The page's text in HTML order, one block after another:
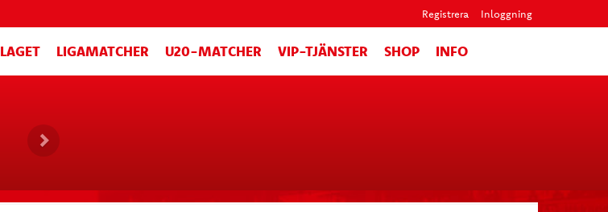
Registrera Inloggning
LAGET LIGAMATCHER U20-MATCHER VIP-TJÄNSTER SHOP INFO